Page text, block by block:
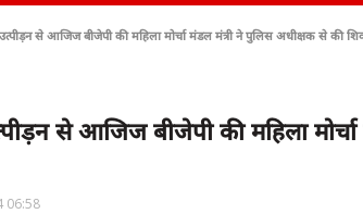
से आजिज बीजेपी की महिला मोर्चा मंडल मंत्री ने पुलिस अधीक्षक से की
से आजिज बीजेपी की महिला
06:58